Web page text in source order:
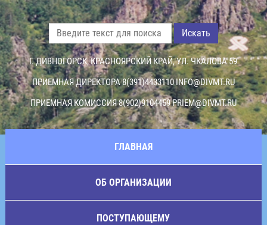
Искать
Г. ДИВНОГОРСК, КРАСНОЯРСКИЙ КРАЙ, УЛ. ЧКАЛОВА 59
ПРИЕМНАЯ ДИРЕКТОРА 8(391)4433110INFO@DIVMT.RU
ПРИЕМНАЯ КОМИССИЯ 8(902)9104459PRIEM@DIVMT.RU
ГЛАВНАЯ
ОБ ОРГАНИЗАЦИИ
ПОСТУПАЮЩЕМУ